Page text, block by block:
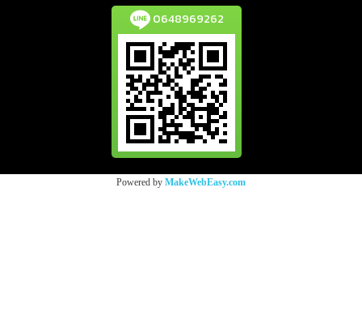
0648969262
Powered by MakeWebEasy.com